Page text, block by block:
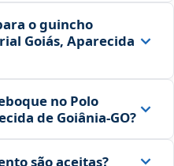
o guincho
Goiás, Aparecida
no Polo
de Goiânia‑GO?
são aceitas?